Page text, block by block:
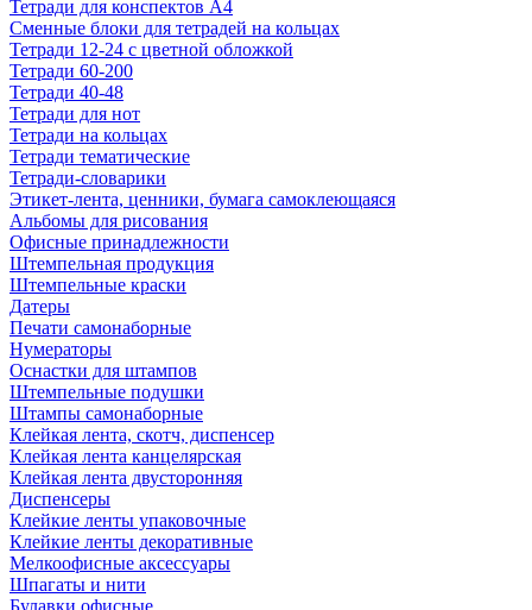
Тетради для конспектов А4
Сменные блоки для тетрадей на кольцах
Тетради 12-24 с цветной обложкой
Тетради 60-200
Тетради 40-48
Тетради для нот
Тетради на кольцах
Тетради тематические
Тетради-словарики
Этикет-лента, ценники, бумага самоклеющаяся
Альбомы для рисования
Офисные принадлежности
Штемпельная продукция
Штемпельные краски
Датеры
Печати самонаборные
Нумераторы
Оснастки для штампов
Штемпельные подушки
Штампы самонаборные
Клейкая лента, скотч, диспенсер
Клейкая лента канцелярская
Клейкая лента двусторонняя
Диспенсеры
Клейкие ленты упаковочные
Клейкие ленты декоративные
Мелкоофисные аксессуары
Шпагаты и нити
Булавки офисные